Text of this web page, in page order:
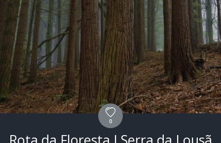
0